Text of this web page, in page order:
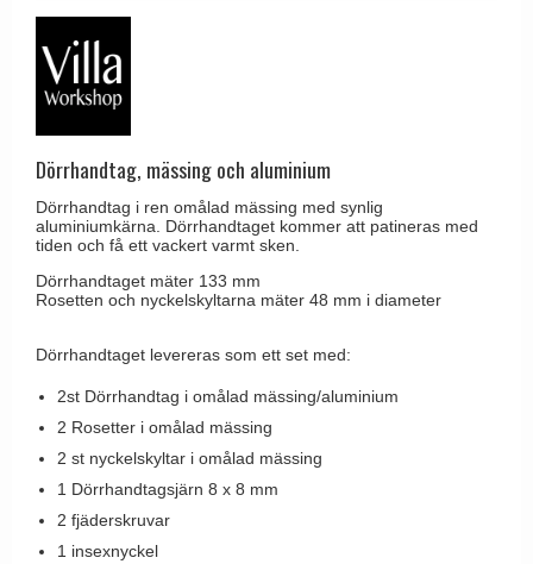
Lama dörrhandtag - Gio Ponti
Medici dörrhandtag
Østerbro - trädörrhandtag
DND dörrhandtag
FSB dörrhandtag
Randi Classic Line dörrhandtag
Turnstyle Design dörrhandtag
Terrass- och fönsterhandtag
Trädörrhandtag på långskylt
Dörrhandtag Utomhus
Ringklockor
Brevlådor
Skruvar
Krokar & Krokar
Hatthyllor
Stormkrokar
Olivari
Turnstyle Designs
RANDI dörrhandtag
RDS dörrhandtag
Samuel Heath produkter
Sibes Metall
Søe-Jensen & Co.
Valli & Valli dörrhandtag
Dörrhandtag, mässing och aluminium
Dörrhandtag i ren omålad mässing med synlig
aluminiumkärna. Dörrhandtaget kommer att patineras med
tiden och få ett vackert varmt sken.
Dörrhandtaget mäter 133 mm
Rosetten och nyckelskyltarna mäter 48 mm i diameter
Dörrhandtaget levereras som ett set med:
2st Dörrhandtag i omålad mässing/aluminium
2 Rosetter i omålad mässing
2 st nyckelskyltar i omålad mässing
1 Dörrhandtagsjärn 8 x 8 mm
2 fjäderskruvar
1 insexnyckel